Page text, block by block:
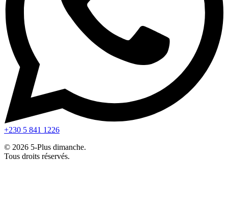
+230 5 841 1226
© 2026 5-Plus dimanche.
Tous droits réservés.